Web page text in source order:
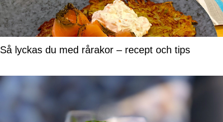
Så lyckas du med rårakor – recept och tips